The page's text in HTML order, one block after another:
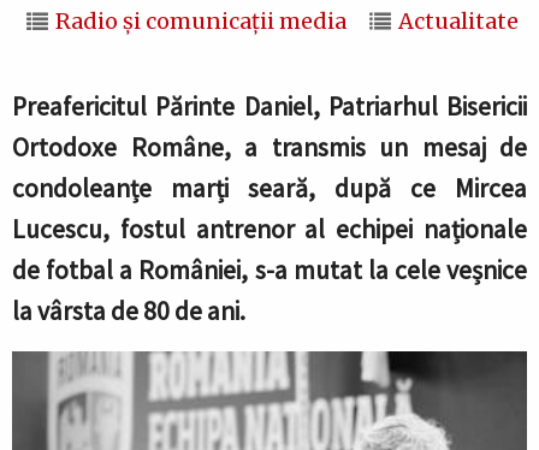
Radio și comunicații media
Actualitate
Preafericitul Părinte Daniel, Patriarhul Bisericii
Ortodoxe Române, a transmis un mesaj de
condoleanțe marți seară, după ce Mircea
Lucescu, fostul antrenor al echipei naționale
de fotbal a României, s-a mutat la cele veșnice
la vârsta de 80 de ani.